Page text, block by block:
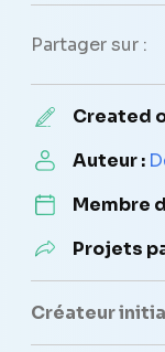
Partager sur :
Created
Auteur :
Membre
Projets
Créateur